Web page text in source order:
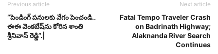
Previous article
“పెండింగ్ పనులకు వేగం పెంచండి..
ఈఈ వెంకటేష్‌ను కోరిన శాంతి
శ్రీనివాస్ రెడ్డి”.|
Next article
Fatal Tempo Traveler Crash
on Badrinath Highway;
Alaknanda River Search
Continues